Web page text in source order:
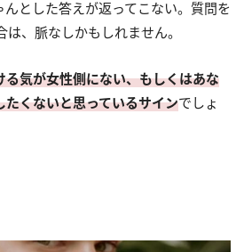
とした答えが返ってこない。質問を
、脈なしかもしれません。
気が女性側にない、もしくはあな
くないと思っているサインでしょ